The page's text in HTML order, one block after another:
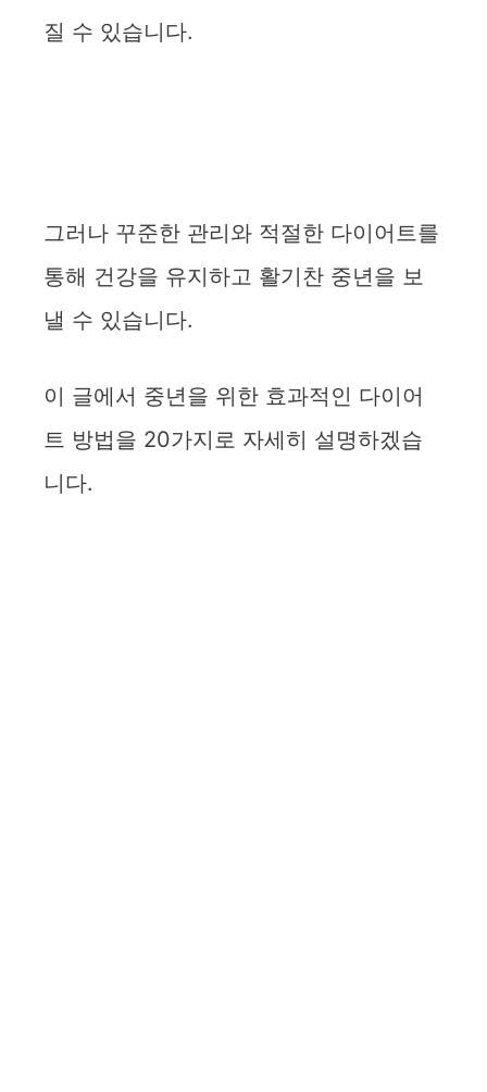
질 수 있습니다.
그러나 꾸준한 관리와 적절한 다이어트를
통해 건강을 유지하고 활기찬 중년을 보
낼 수 있습니다.
이 글에서 중년을 위한 효과적인 다이어
트 방법을 20가지로 자세히 설명하겠습
니다.